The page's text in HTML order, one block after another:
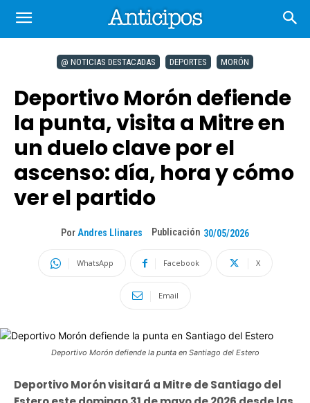
@ NOTICIAS DESTACADAS DEPORTES MORÓN
Deportivo Morón defiende
la punta, visita a Mitre en
un duelo clave por el
ascenso: día, hora y cómo
ver el partido
Por Andres Llinares Publicación 30/05/2026
WhatsApp Facebook X
Email
Deportivo Morón defiende la punta en Santiago del Estero
Deportivo Morón visitará a Mitre de Santiago del